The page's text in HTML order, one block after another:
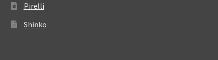
Pirelli
Shinko